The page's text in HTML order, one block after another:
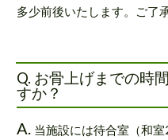
多少前後いたします。ご了
Q. お骨上げまでの時
すか？
A. 当施設には待合室（和